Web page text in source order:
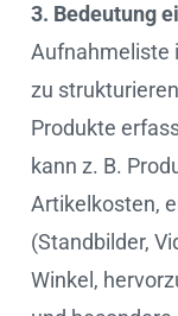
3. Bedeutung
Aufnahmeliste
zu
Produkte
kann z. B.
Artikelkosten,
(Standbilder,
Winkel,